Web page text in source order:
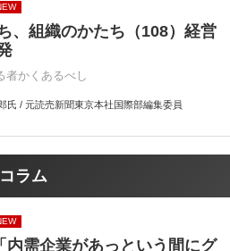
、組織のかたち（108）経営
者かくあるべし
氏 / 元読売新聞東京本社国際部編集委員
ラム
内需企業があっという間にグ